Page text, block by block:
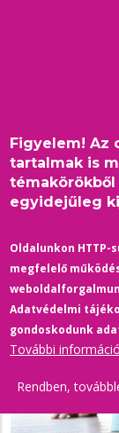
Figyelem! Az
tartalmak is
témakörökből
egyidejűleg
Oldalunkon
megfelelő
Adatvédelmi
gondoskodunk
További
Rendben,
Morzsa
Címlap /Életmód
Segítség, babázik